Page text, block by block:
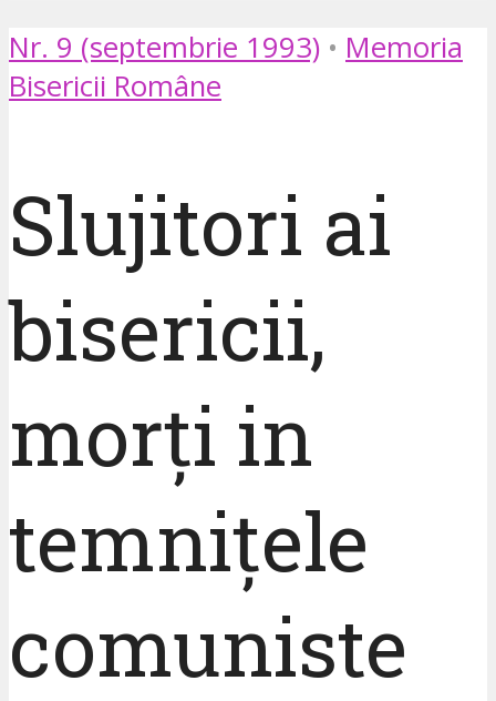
Nr. 9 (septembrie 1993) • Memoria
Bisericii Române
Slujitori ai
bisericii,
morți in
temnițele
comuniste